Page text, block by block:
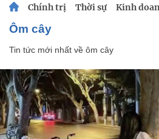
Chính trị Thời sự Kinh
ôm cây
Tin tức mới nhất về ôm cây